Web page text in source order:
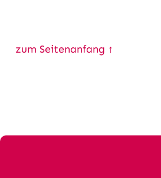
zum Seitenanfang ↑